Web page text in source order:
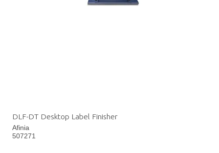
DLF-DT Desktop Label Finisher
Afinia
507271